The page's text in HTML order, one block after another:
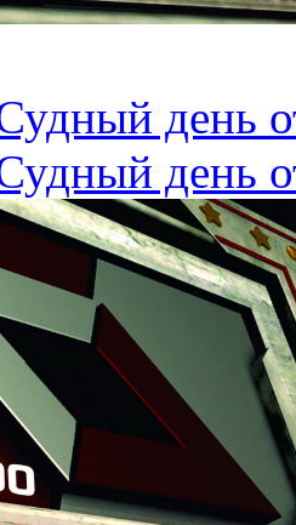
день
день